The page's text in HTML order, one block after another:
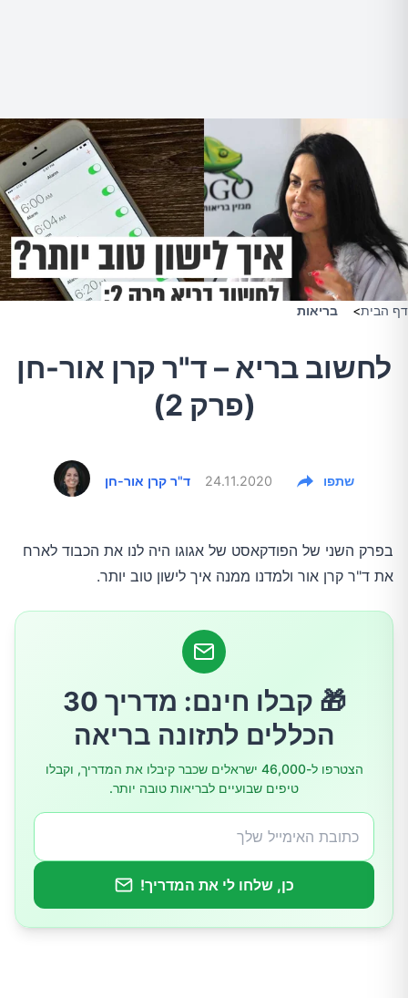
דף הבית> בריאות
לחשוב בריא – ד"ר קרן אור-חן
(פרק 2)
ד"ר קרן אור-חן 24.11.2020 שתפו
בפרק השני של הפודקאסט של אגוגו היה לנו את הכבוד לארח
את ד"ר קרן אור ולמדנו ממנה איך לישון טוב יותר.
🎁 קבלו חינם: מדריך 30
הכללים לתזונה בריאה
הצטרפו ל-46,000 ישראלים שכבר קיבלו את המדריך, וקבלו
טיפים שבועיים לבריאות טובה יותר.
כן, שלחו לי את המדריך!